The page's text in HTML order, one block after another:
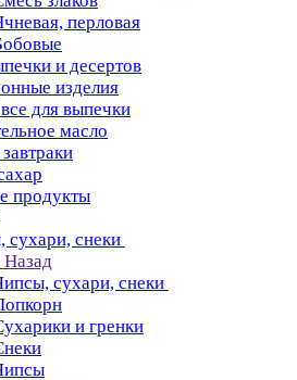
перловая
и десертов
изделия
для выпечки
масло
продукты
сухари, снеки
Назад
сухари, снеки
и гренки